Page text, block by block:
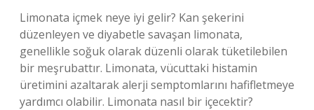
Limonata içmek neye iyi gelir? Kan şekerini
düzenleyen ve diyabetle savaşan limonata,
genellikle soğuk olarak düzenli olarak tüketilebilen
bir meşrubattır. Limonata, vücuttaki histamin
üretimini azaltarak alerji semptomlarını hafifletmeye
yardımcı olabilir. Limonata nasıl bir içecektir?